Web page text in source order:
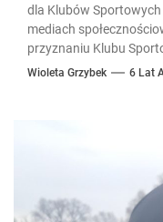
dla Klubów
mediach
przyznaniu Klubu
Wioleta Grzybek 6 Lat